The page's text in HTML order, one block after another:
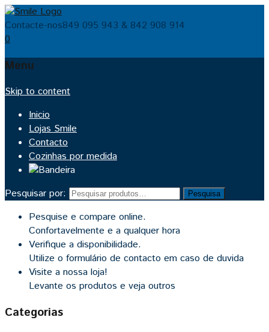
Contacte-nos849 095 943 & 842 908 914
0
Menu
Skip to content
Inicio
Lojas Smile
Contacto
Cozinhas por medida
Pesquisar por: Pesquisa
Pesquise e compare online.
Confortavelmente e a qualquer hora
Verifique a disponibilidade.
Utilize o formulário de contacto em caso de duvida
Visite a nossa loja!
Levante os produtos e veja outros
Categorias